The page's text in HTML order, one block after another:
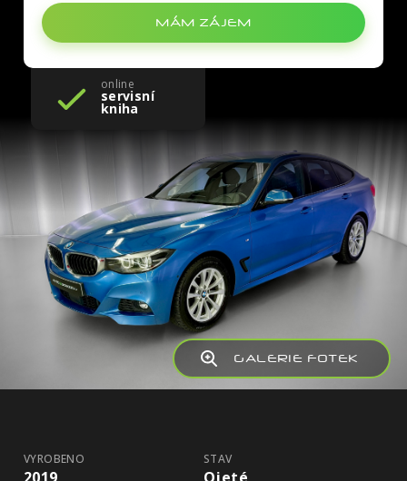
MÁM ZÁJEM
online
servisní
kniha
GALERIE FOTEK
VYROBENO STAV